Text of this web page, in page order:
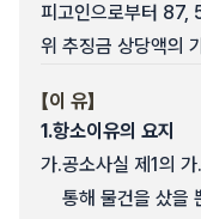
피고인으로부터 87,
위 추징금 상당액의
【이 유】
1.항소이유의 요지
가.공소사실 제1의
통해 물건을 샀을